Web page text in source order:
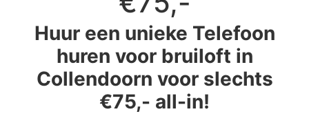
Huur een unieke Telefoon
huren voor bruiloft in
Collendoorn voor slechts
€75,- all-in!